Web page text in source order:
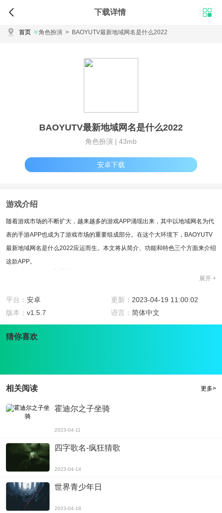
下载详情
首页 角色扮演 > BAOYUTV最新地域网名是什么2022
BAOYUTV最新地域网名是什么2022
角色扮演 | 43mb
安卓下载
游戏介绍
随着游戏市场的不断扩大，越来越多的游戏APP涌现出来，其中以地域网名为代
表的手游APP也成为了游戏市场的重要组成部分。在这个大环境下，BAOYUTV
最新地域网名是什么2022应运而生。本文将从简介、功能和特色三个方面来介绍
这款APP。
BAOYUTV最新地域网名是什么2022是一款全新的手游APP，旨在为广大玩家带
来更为丰富、多元化的游戏体验。该APP包含了众多热门游戏，涵盖了多个游戏
类型，玩家可以通过它来轻松地寻找到自己喜欢的游戏，尽情享受游戏的快乐。
二、BAOYUTV最新地域网名是什么2022功能
2.游戏下载：在BAOYUTV最新地域网名是什么2022上，玩家可以快速下载到自
3.多人联机：BAOYUTV最新地域网名是什么2022中的部分游戏支持多人联机，
查阅，提高游戏水平，提高游戏体验。
BAOYUTV最新地域网名是什么2022有以下几个特点：
1.游戏种类多样：BAOYUTV最新地域网名是什么2022内含有多种游戏类型，包
展开 +
平台： 安卓 更新： 2023-04-19 11:00:02
版本： v1.5.7 语言： 简体中文
猜你喜欢
相关阅读 更多>
霍迪尔之子坐骑
2023-04-11
四字歌名-疯狂猜歌
2023-04-14
世界青少年日
2023-04-18